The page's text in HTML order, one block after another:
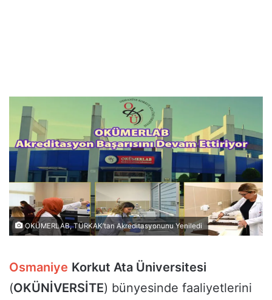
OKÜMERLAB, TÜRKAK’tan Akreditasyonunu Yeniledi
Osmaniye Korkut Ata Üniversitesi
(OKÜNİVERSİTE) bünyesinde faaliyetlerini